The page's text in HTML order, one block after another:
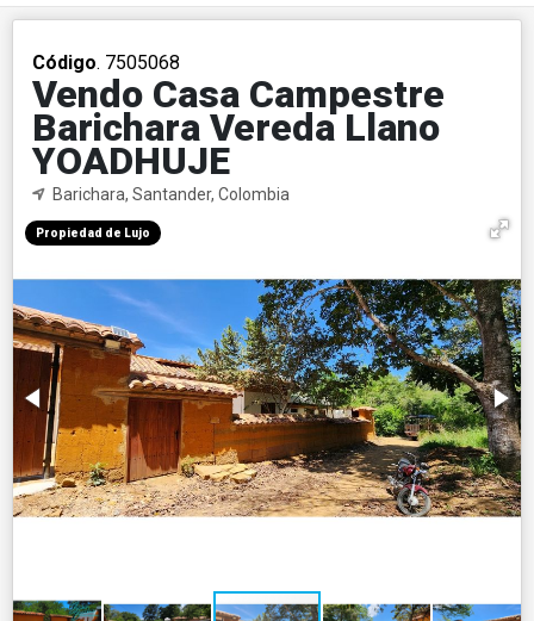
Código. 7505068
Vendo Casa Campestre
Barichara Vereda Llano
YOADHUJE
Barichara, Santander, Colombia
Propiedad de Lujo